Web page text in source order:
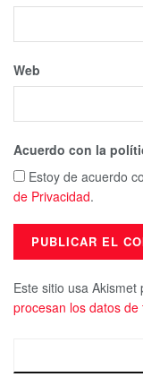
Web
Acuerdo con la
Estoy de acuerdo
de Privacidad.
Este sitio usa
procesan los datos